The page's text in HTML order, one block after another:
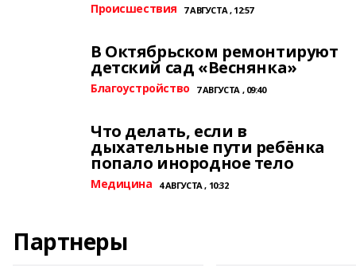
Происшествия 7 АВГУСТА , 12:57
В Октябрьском ремонтируют
детский сад «Веснянка»
Благоустройство 7 АВГУСТА , 09:40
Что делать, если в
дыхательные пути ребёнка
попало инородное тело
Медицина 4 АВГУСТА , 10:32
Партнеры